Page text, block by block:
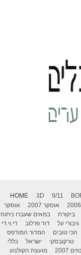
HOME 3D 9/11
אוסקר 2007
אוסקר
ביקורת
במאים שעברו ניתוח
גיבורי על דוד פרלוב
די.וי.די
הכי טובים
המדור המודפס
טרקובסקי ישראל
כללי
2007 מועצת הקולנוע